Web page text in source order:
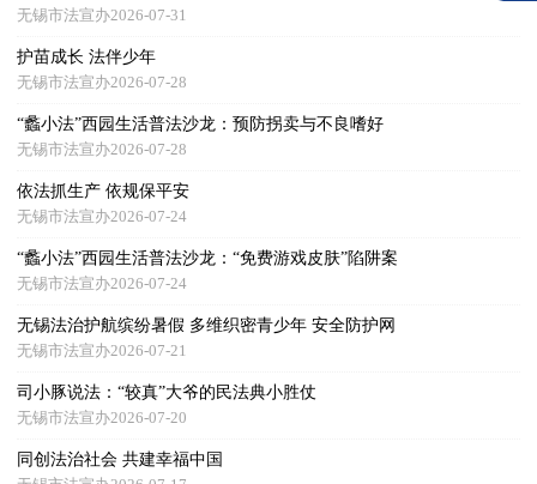
无锡市法宣办2026-07-31
护苗成长 法伴少年
无锡市法宣办2026-07-28
“蠡小法”西园生活普法沙龙：预防拐卖与不良嗜好
无锡市法宣办2026-07-28
依法抓生产 依规保平安
无锡市法宣办2026-07-24
“蠡小法”西园生活普法沙龙：“免费游戏皮肤”陷阱案
无锡市法宣办2026-07-24
无锡法治护航缤纷暑假 多维织密青少年 安全防护网
无锡市法宣办2026-07-21
司小豚说法：“较真”大爷的民法典小胜仗
无锡市法宣办2026-07-20
同创法治社会 共建幸福中国